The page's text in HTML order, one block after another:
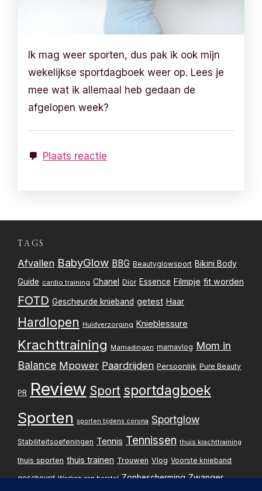
Ik mag weer sporten, dus pak ik ook mijn
wekelijkse sportdagboek weer op. Lees je
mee wat ik allemaal heb gedaan de
afgelopen week?
Plaats reactie
TAGS
Afvallen BabyGlow BBG Beautyglowsport Bikini Body
Guide cardio training Chanel Dior Essence Filmpje fit worden
FOTD Gescheurde knieband getest Haar
Hardlopen Huidverzorging Knieblessure
Krachttraining Mamadingen mamavlog Mom in
Balance Mpower Paardrijden Persoonlijk Pure Beauty
PR Review Sport sportdagboek
Sporten sporten tijdens corona Sportglow
Stabiliteitsoefeningen Tennis Tennissen thuis krachttraining
thuis sporten thuis trainen Trouwen Vlog Voorste knieband
gescheurd Werken aan herstel Zonbescherming Zwanger